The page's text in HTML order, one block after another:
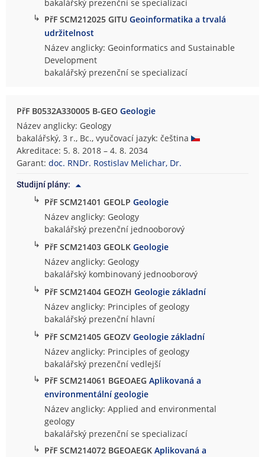
bakalářský prezenční se specializací
↳ PřF SCM212025 GITUGeoinformatika a trvalá
udržitelnost
Název anglicky: Geoinformatics and Sustainable
Development
bakalářský prezenční se specializací
PřF B0532A330005 B-GEOGeologie
Název anglicky: Geology
bakalářský, 3 r., Bc., vyučovací jazyk: čeština
Akreditace: 5. 8. 2018 – 4. 8. 2034
Garant:doc. RNDr. Rostislav Melichar, Dr.
Studijní plány:
↳ PřF SCM21401 GEOLPGeologie
Název anglicky: Geology
bakalářský prezenční jednooborový
↳ PřF SCM21403 GEOLKGeologie
Název anglicky: Geology
bakalářský kombinovaný jednooborový
↳ PřF SCM21404 GEOZHGeologie základní
Název anglicky: Principles of geology
bakalářský prezenční hlavní
↳ PřF SCM21405 GEOZVGeologie základní
Název anglicky: Principles of geology
bakalářský prezenční vedlejší
↳ PřF SCM214061 BGEOAEGAplikovaná a
environmentální geologie
Název anglicky: Applied and environmental
geology
bakalářský prezenční se specializací
↳ PřF SCM214072 BGEOAEGKAplikovaná a